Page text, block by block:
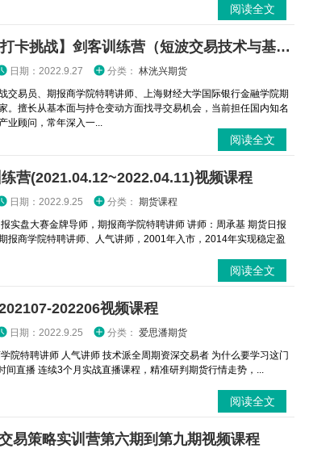
阅读全文
林洸兴【21天打卡挑战】剑客训练营（短波交易技术与基本面训练）
日期：2022.9.27 分类： 林洸兴期货
交易员、期报商学院特聘讲师、上海财经大学国际银行金融学院期
。擅长从基本面与持仓变动方面找寻交易机会，当前担任国内知名
业顾问，常年深入一...
阅读全文
营(2021.04.12~2022.04.11)视频课程
日期：2022.9.25 分类： 期货课程
实盘大赛金牌导师，期报商学院特聘讲师 讲师：周承基 期货日报
报商学院特聘讲师、人气讲师，2001年入市，2014年实现稳定盈
阅读全文
202206视频课程
日期：2022.9.25 分类： 爱思潘期货
院特聘讲师 人气讲师 技术派全周期资深交易者 为什么要学习这门
间直播 连续3个月实战直播课程，精准研判期货行情走势，...
阅读全文
易策略实训营第六期到第九期视频课程